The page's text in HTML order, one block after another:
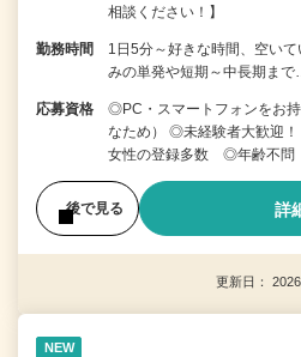
相談ください！】
勤務時間
1日5分～好きな時間、空い
みの単発や短期～中長期ま
応募資格
◎PC・スマートフォンをお
なため） ◎未経験者大歓迎
女性の登録多数 ◎年齢不問
後で見る 詳
更新日：
NEW